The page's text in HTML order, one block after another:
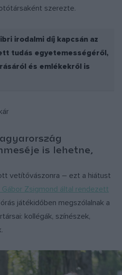
szerezte.
irodalmi díj kapcsán az
tudás egyetemességéről,
és emlékekről is
is lehetne,
vetítővászonra – ezt a hiátust
Gábor Zsigmond által rendezett
játékidőben megszólalnak a
kollégák, színészek,